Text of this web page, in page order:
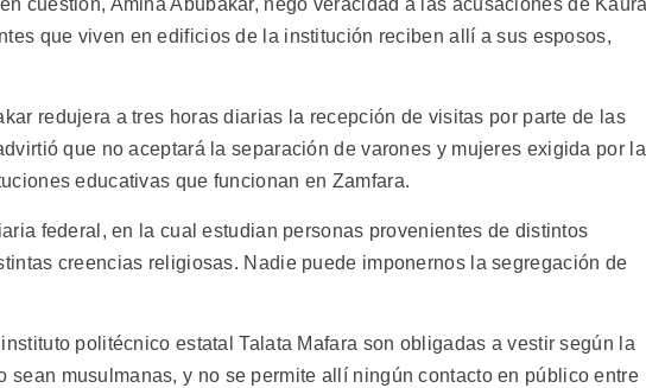
cuestión, Amina Abubakar, negó veracidad a las acusaciones de
que viven en edificios de la institución reciben allí a sus esposos,
redujera a tres horas diarias la recepción de visitas por parte de las
que no aceptará la separación de varones y mujeres exigida por
educativas que funcionan en Zamfara.
federal, en la cual estudian personas provenientes de distintos
creencias religiosas. Nadie puede imponernos la segregación de
politécnico estatal Talata Mafara son obligadas a vestir según la
sean musulmanas, y no se permite allí ningún contacto en público entre